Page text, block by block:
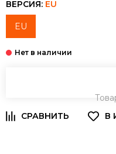
ВЕРСИЯ: EU
EU